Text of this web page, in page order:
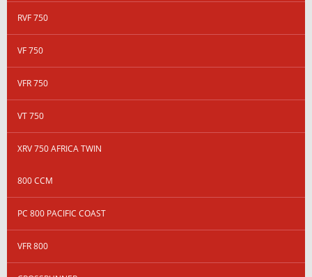
RVF 750
VF 750
VFR 750
VT 750
XRV 750 AFRICA TWIN
800 CCM
PC 800 PACIFIC COAST
VFR 800